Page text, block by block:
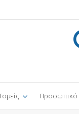
Προσωπικό